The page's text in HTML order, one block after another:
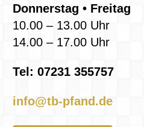
Donnerstag • Freitag
10.00 – 13.00 Uhr
14.00 – 17.00 Uhr
Tel: 07231 355757
info@tb-pfand.de